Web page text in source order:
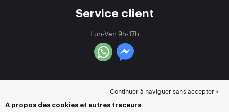
Service client
Lun-Ven 9h-17h
Continuer à naviguer sans accepter >
À propos des cookies et autres traceurs